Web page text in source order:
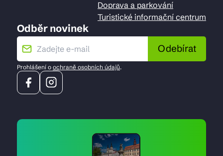
Doprava a parkování
Turistické informační centrum
Odběr novinek
Odebírat
Prohlášení o ochraně osobních údajů.